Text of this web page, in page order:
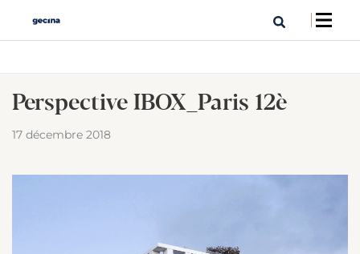
Perspective IBOX_Paris 12è
17 décembre 2018